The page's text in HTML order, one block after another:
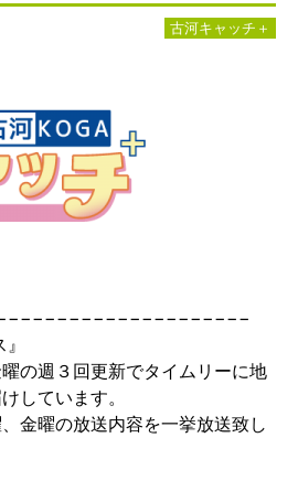
古河キャッチ＋
の週３回更新でタイムリーに地
しています。
金曜の放送内容を一挙放送致し